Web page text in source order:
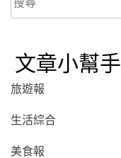
尋
文章小幫手
旅遊報
生活綜合
美食報